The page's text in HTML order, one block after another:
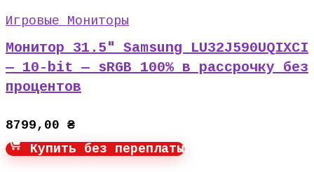
Игровые Мониторы
Монитор 31.5″ Samsung LU32J590UQIXCI
— 10-bit — sRGB 100% в рассрочку без
процентов
8799,00 ₴
Купить без переплаты